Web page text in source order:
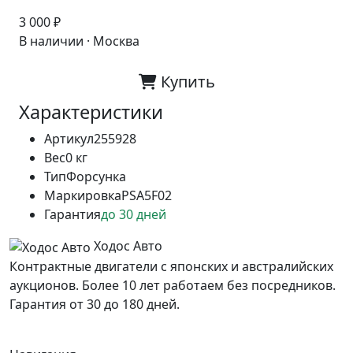
3 000 ₽
В наличии · Москва
Купить
Характеристики
Артикул255928
Вес0 кг
ТипФорсунка
МаркировкаPSA5F02
Гарантиядо 30 дней
Ходос Авто
Контрактные двигатели с японских и австралийских
аукционов. Более 10 лет работаем без посредников.
Гарантия от 30 до 180 дней.